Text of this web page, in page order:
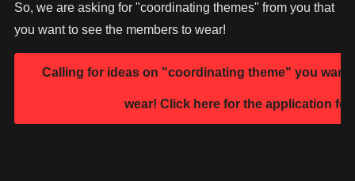
So, we are asking for "coordinating themes" from you that
you want to see the members to wear!